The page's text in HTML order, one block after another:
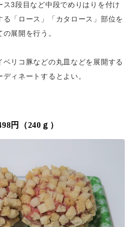
3段目など中段でめりはりを付け
る「ロース」「カタロース」部位を
展開を行う。
ベリコ豚などの丸皿などを展開する
ィネートするとよい。
円（240ｇ）